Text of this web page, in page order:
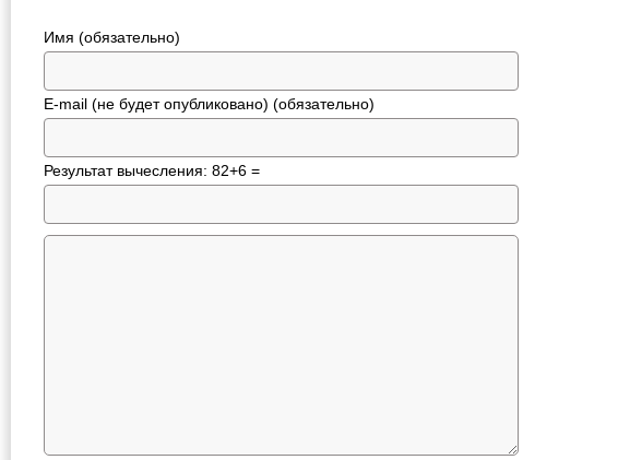
Имя (обязательно)
E-mail (не будет опубликовано) (обязательно)
Результат вычесления: 82+6 =